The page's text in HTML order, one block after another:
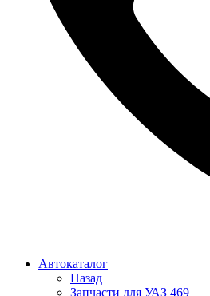
Автокаталог
Назад
Запчасти для УАЗ 469